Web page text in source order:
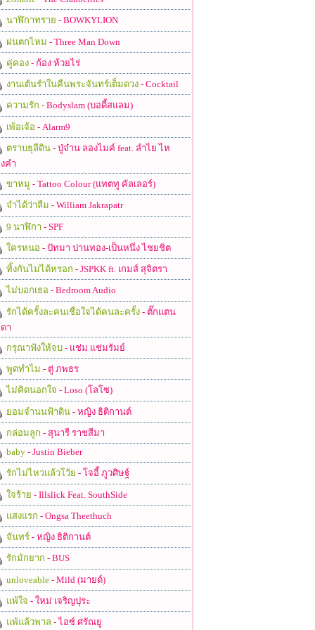
นาฬิกาทราย - BOWKYLION
ฝนตกไหม - Three Man Down
คู่คอง- ก้อง ห้วยไร่
งานเต้นรำในคืนพระจันทร์เต็มดวง- Cocktail
ความรัก - Bodyslam (บอดี้สแลม)
เพ้อเจ้อ - Alarm9
ตราบธุลีดิน- ปู่จ๋าน ลองไมค์ feat. ลำไย ไห
คำ
ขาหมู - Tattoo Colour (แทตทู คัลเลอร์)
จำได้ว่าลืม - William Jakrapatr
9 นาฬิกา - SPF
ใครหนอ - ปัทมา ปานทอง-เป็นหนึ่ง ไชยชิต
ทิ้งกันไม่ได้หรอก - JSPKK ft. เกมส์ สุจิตรา
ไม่บอกเธอ - Bedroom Audio
รักได้ครั้งละคนเชื่อใจได้คนละครั้ง- ตั๊กแตน
า
กรุณาฟังให้จบ- แช่ม แช่มรัมย์
พูดทำไม - ตู่ ภพธร
ไม่คิดนอกใจ - Loso (โลโซ)
ยอมจำนนฟ้าดิน- หญิง ธิติกานต์
กล่อมลูก - สุนารี ราชสีมา
baby- Justin Bieber
รักไม่ไหวแล้วโว้ย - โจอี้ ภูวศิษฐ์
ใจร้าย - Illslick Feat. SouthSide
แสงแรก - Ongsa Theethuch
จันทร์- หญิง ธิติกานต์
รักมักยาก - BUS
unloveable- Mild (มายด์)
แพ้ใจ - ใหม่ เจริญปุระ
แพ้แล้วพาล - ไอซ์ ศรัณยู